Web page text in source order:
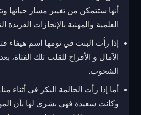
أنها ستتمكن من تغيير مسار حياتها
العلمية والمهنية بالإنجازات الفريدة
إذا رأت البنت في نومها اسم هيفاء
الآمال و الأفراح للقلب تلك الفتاة،
الشحوب.
أما إذا رأت الحالمة البكر في أثناء
وكانت سعيدة فهي بشرى لها بأن